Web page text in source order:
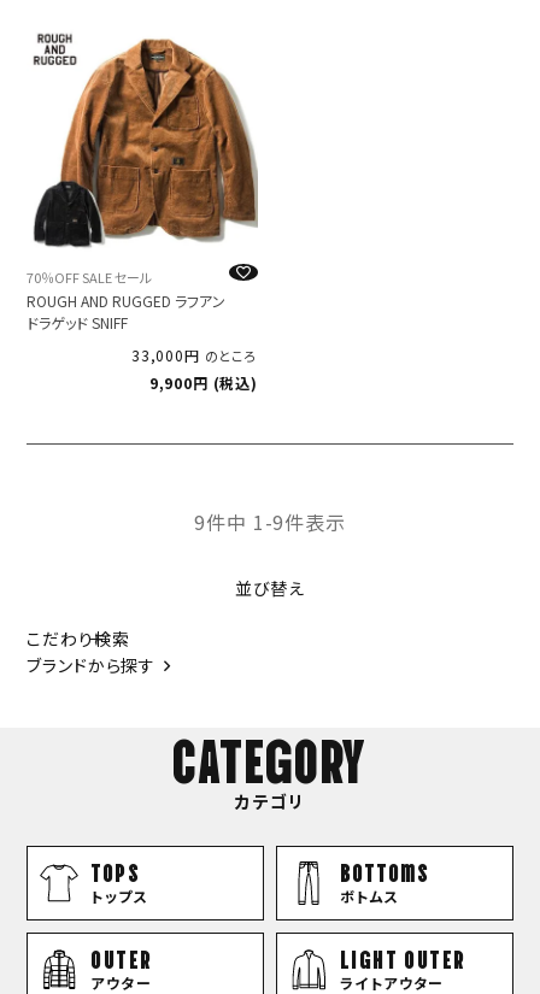
70％OFF SALE セール
ROUGH AND RUGGED ラフアン
ドラゲッド SNIFF
33,000
のところ
9,900 税込
並び替え
9件中 1-9件表示
こだわり検索
ブランドから探す
CATEGORY
カテゴリ
TOPS
トップス
bottoms
ボトムス
OUTER
アウター
LIGHT OUTER
ライトアウター